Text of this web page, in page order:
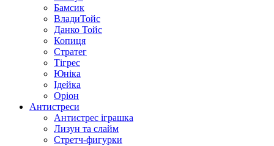
Бамсик
ВладиТойс
Данко Тойс
Копиця
Стратег
Тігрес
Юніка
Ідейка
Оріон
Антистреси
Антистрес іграшка
Лизун та слайм
Стретч-фигурки